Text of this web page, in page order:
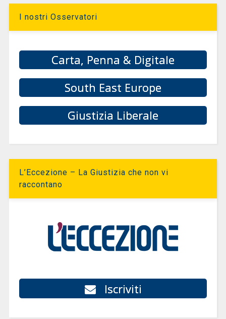
I nostri Osservatori
Carta, Penna & Digitale
South East Europe
Giustizia Liberale
L’Eccezione – La Giustizia che non vi
raccontano
Iscriviti